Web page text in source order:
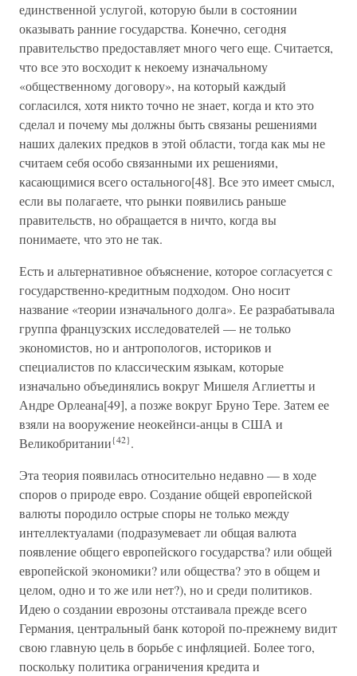
единственной услугой, которую были в состоянии
оказывать ранние государства. Конечно, сегодня
правительство предоставляет много чего еще. Считается,
что все это восходит к некоему изначальному
«общественному договору», на который каждый
согласился, хотя никто точно не знает, когда и кто это
сделал и почему мы должны быть связаны решениями
наших далеких предков в этой области, тогда как мы не
считаем себя особо связанными их решениями,
касающимися всего остального[48]. Все это имеет смысл,
если вы полагаете, что рынки появились раньше
правительств, но обращается в ничто, когда вы
понимаете, что это не так.
Есть и альтернативное объяснение, которое согласуется с
государственно-кредитным подходом. Оно носит
название «теории изначального долга». Ее разрабатывала
группа французских исследователей — не только
экономистов, но и антропологов, историков и
специалистов по классическим языкам, которые
изначально объединялись вокруг Мишеля Аглиетты и
Андре Орлеана[49], а позже вокруг Бруно Тере. Затем ее
взяли на вооружение неокейнси-анцы в США и
Великобритании{42}.
Эта теория появилась относительно недавно — в ходе
споров о природе евро. Создание общей европейской
валюты породило острые споры не только между
интеллектуалами (подразумевает ли общая валюта
появление общего европейского государства? или общей
европейской экономики? или общества? это в общем и
целом, одно и то же или нет?), но и среди политиков.
Идею о создании еврозоны отстаивала прежде всего
Германия, центральный банк которой по-прежнему видит
свою главную цель в борьбе с инфляцией. Более того,
поскольку политика ограничения кредита и